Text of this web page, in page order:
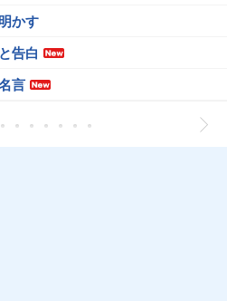
かす
告白
言